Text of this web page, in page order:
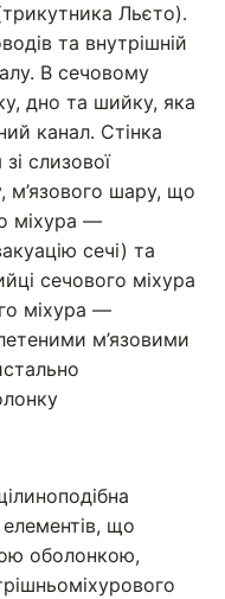
Льєто).
та внутрішній
В сечовому
дно та шийку, яка
канал. Стінка
слизової
м’язового шару, що
міхура —
сечі) та
сечового міхура
міхура —
м’язовими
що
оболонкою,